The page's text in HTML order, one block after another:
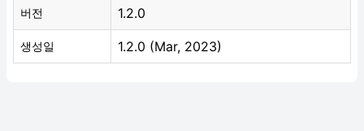
버전 1.2.0
생성일 1.2.0 (Mar, 2023)